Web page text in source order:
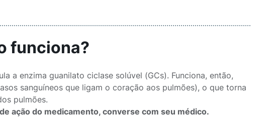
funciona?
a enzima guanilato ciclase solúvel (GCs). Funciona, então,
sanguíneos que ligam o coração aos pulmões), o que torna
pulmões.
ação do medicamento, converse com seu médico.